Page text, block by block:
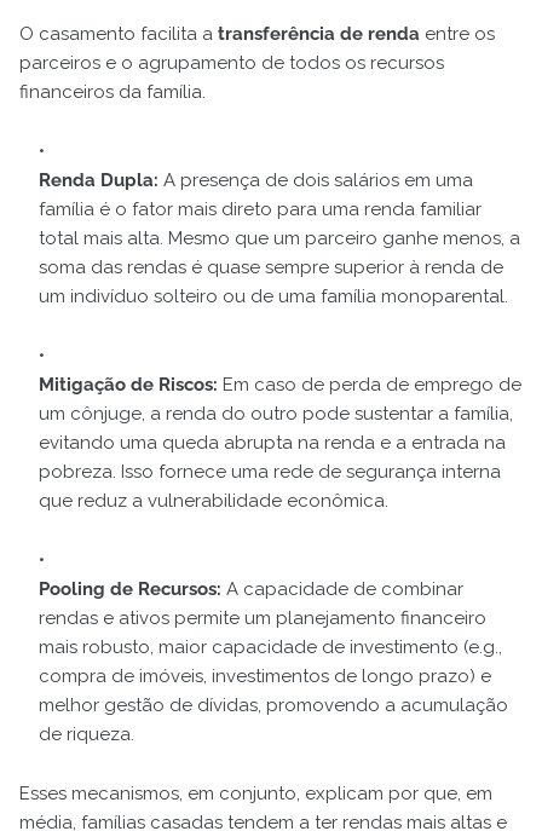
O casamento facilita a transferência de renda entre os
parceiros e o agrupamento de todos os recursos
financeiros da família.
Renda Dupla: A presença de dois salários em uma
família é o fator mais direto para uma renda familiar
total mais alta. Mesmo que um parceiro ganhe menos, a
soma das rendas é quase sempre superior à renda de
um indivíduo solteiro ou de uma família monoparental.
Mitigação de Riscos: Em caso de perda de emprego de
um cônjuge, a renda do outro pode sustentar a família,
evitando uma queda abrupta na renda e a entrada na
pobreza. Isso fornece uma rede de segurança interna
que reduz a vulnerabilidade econômica.
Pooling de Recursos: A capacidade de combinar
rendas e ativos permite um planejamento financeiro
mais robusto, maior capacidade de investimento (e.g.,
compra de imóveis, investimentos de longo prazo) e
melhor gestão de dívidas, promovendo a acumulação
de riqueza.
Esses mecanismos, em conjunto, explicam por que, em
média, famílias casadas tendem a ter rendas mais altas e